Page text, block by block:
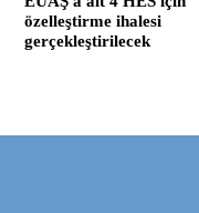
özelleştirme ihalesi
gerçekleştirilecek